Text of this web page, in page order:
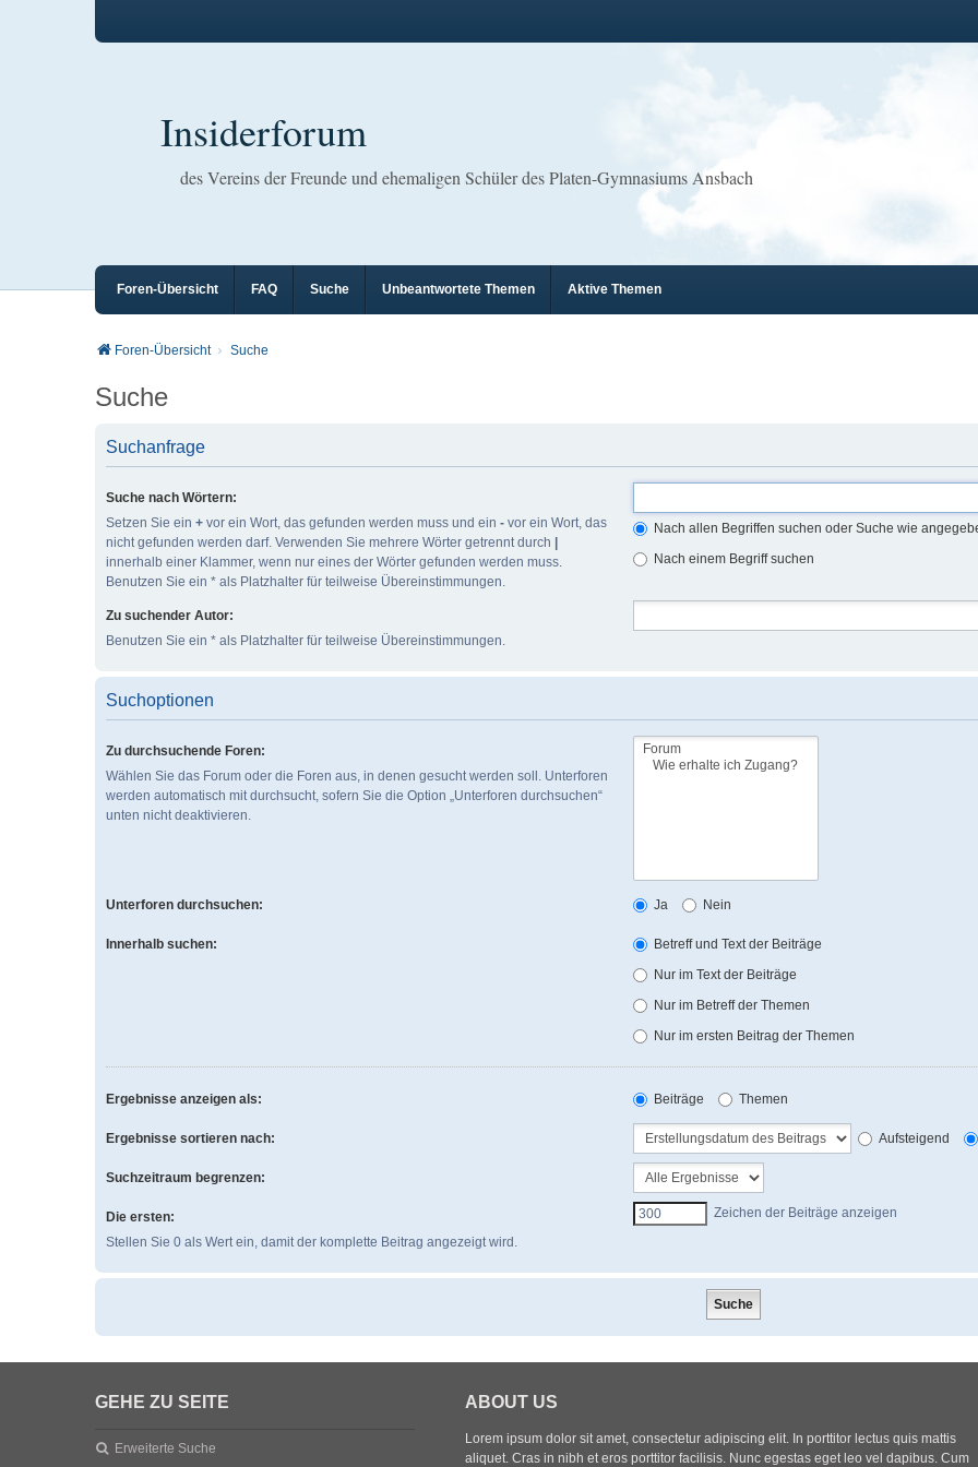
Insiderforum
des Vereins der Freunde und ehemaligen Schüler des Platen-Gymnasiums Ansbach
Foren-Übersicht FAQ Suche Unbeantwortete Themen Aktive Themen
Foren-Übersicht Suche
Suche
Suchanfrage
Suche nach Wörtern:
Setzen Sie ein + vor ein Wort, das gefunden werden muss und ein - vor ein Wort, das
nicht gefunden werden darf. Verwenden Sie mehrere Wörter getrennt durch
innerhalb einer Klammer, wenn nur eines der Wörter gefunden werden muss.
Benutzen Sie ein * als Platzhalter für teilweise Übereinstimmungen.
Nach allen Begriffen suchen oder Suche wie
Nach einem Begriff suchen
Zu suchender Autor:
Benutzen Sie ein * als Platzhalter für teilweise Übereinstimmungen.
Suchoptionen
Zu durchsuchende Foren:
Wählen Sie das Forum oder die Foren aus, in denen gesucht werden soll. Unterforen
werden automatisch mit durchsucht, sofern Sie die Option „Unterforen durchsuchen“
unten nicht deaktivieren.
Unterforen durchsuchen: Ja Nein
Innerhalb suchen:
Betreff und Text der Beiträge
Nur im Text der Beiträge
Nur im Betreff der Themen
Nur im ersten Beitrag der Themen
Ergebnisse anzeigen als: Beiträge Themen
Ergebnisse sortieren nach: Aufsteigend
Suchzeitraum begrenzen:
Die ersten:
Stellen Sie 0 als Wert ein, damit der komplette Beitrag angezeigt wird.
Zeichen der Beiträge anzeigen
GEHE ZU SEITE
Erweiterte Suche
ABOUT US
Lorem ipsum dolor sit amet, consectetur adipiscing elit. In porttitor lectus quis mattis
aliquet. Cras in nibh et eros porttitor facilisis. Nunc egestas eget leo vel dapibus. Cum